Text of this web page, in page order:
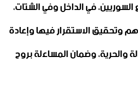
في الداخل وفي الشتات،
وتحقيق الاستقرار فيها وإعادة
والحرية، وضمان المساءلة بروح